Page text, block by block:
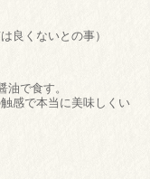
良くないとの事）
で食す。
感で本当に美味しくい